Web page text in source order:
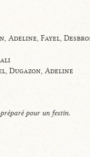
Adeline, Fayel,
Dugazon, Adeline
pour un festin.